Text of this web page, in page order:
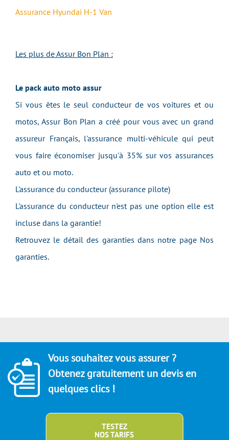
Assurance Hyundai H-1 Van
Les plus de Assur Bon Plan :
Le pack auto moto assur
Si vous êtes le seul conducteur de vos voitures et ou
motos, Assur Bon Plan a créé pour vous avec un grand
assureur Français, l'assurance multi-véhicule qui peut
vous faire économiser jusqu'à 35% sur vos assurances
auto et ou moto.
L'assurance du conducteur (assurance pilote)
L'assurance du conducteur n'est pas une option elle est
incluse dans la garantie!
Retrouvez le détail des garanties dans notre page Nos
garanties.
Vous souhaitez vous assurer ?
Obtenez gratuitement un devis en
quelques clics !
TESTEZ
NOS TARIFS